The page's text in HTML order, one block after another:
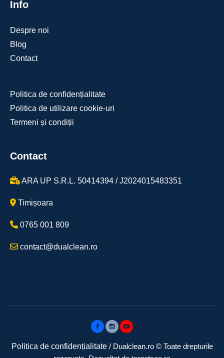
Info
Despre noi
Blog
Contact
Politica de confidențialitate
Politica de utilizare cookie-uri
Termeni și condiții
Contact
ARA UP S.R.L. 50414394 / J2024015483351
Timișoara
0765 001 809
contact@dualclean.ro
Politica de confidențialitate/ Dualclean.ro © Toate drepturile